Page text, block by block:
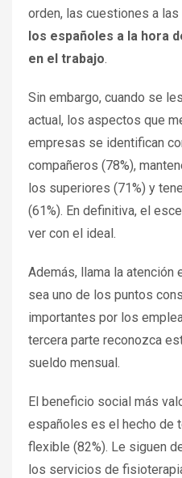
orden, las cuestiones a las
los españoles a la hora
en el trabajo.
Sin embargo, cuando se
actual, los aspectos que
empresas se identifican
compañeros (78%),
los superiores (71%) y
(61%). En definitiva, el
ver con el ideal.
Además, llama la atención
sea uno de los puntos
importantes por los
tercera parte reconozca
sueldo mensual.
El beneficio social más
españoles es el hecho de
flexible (82%). Le siguen
los servicios de